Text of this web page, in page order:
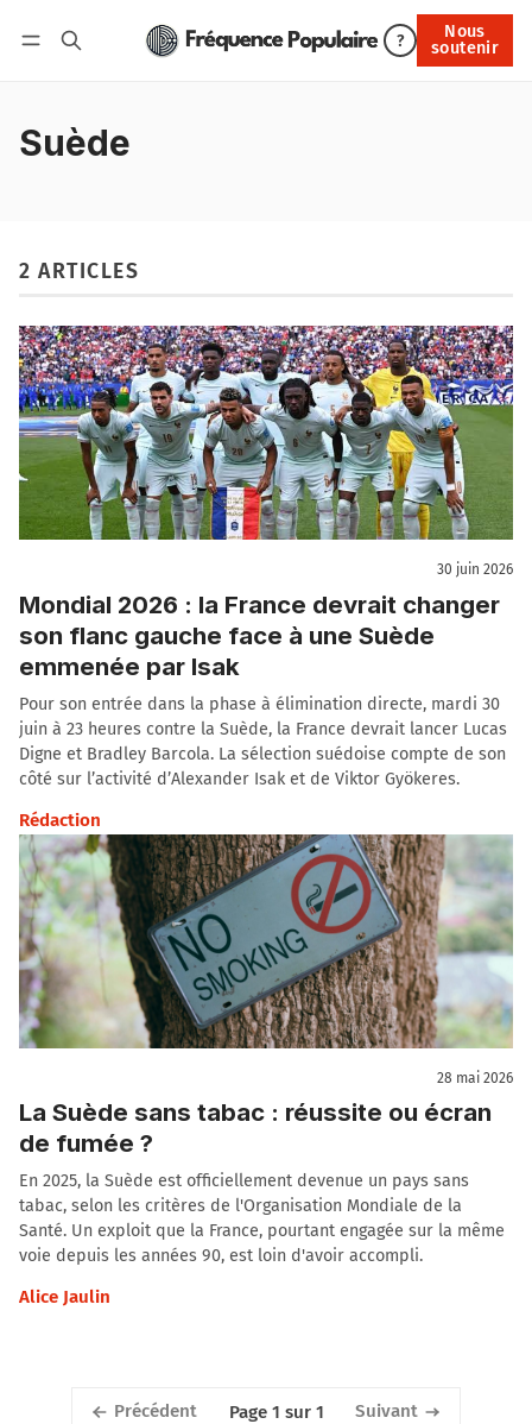
?
Nous
soutenir
Nous soutenir
Suède
2 ARTICLES
30 juin 2026
Mondial 2026 : la France devrait changer
son flanc gauche face à une Suède
emmenée par Isak
Pour son entrée dans la phase à élimination directe, mardi 30
juin à 23 heures contre la Suède, la France devrait lancer Lucas
Digne et Bradley Barcola. La sélection suédoise compte de son
côté sur l’activité d’Alexander Isak et de Viktor Gyökeres.
Rédaction
28 mai 2026
La Suède sans tabac : réussite ou écran
de fumée ?
En 2025, la Suède est officiellement devenue un pays sans
tabac, selon les critères de l'Organisation Mondiale de la
Santé. Un exploit que la France, pourtant engagée sur la même
voie depuis les années 90, est loin d'avoir accompli.
Alice Jaulin
Précédent Page 1 sur 1 Suivant